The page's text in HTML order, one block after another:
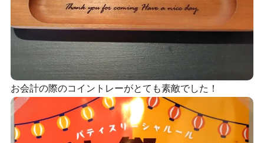
お会計の際のコイントレーがとても素敵でした！